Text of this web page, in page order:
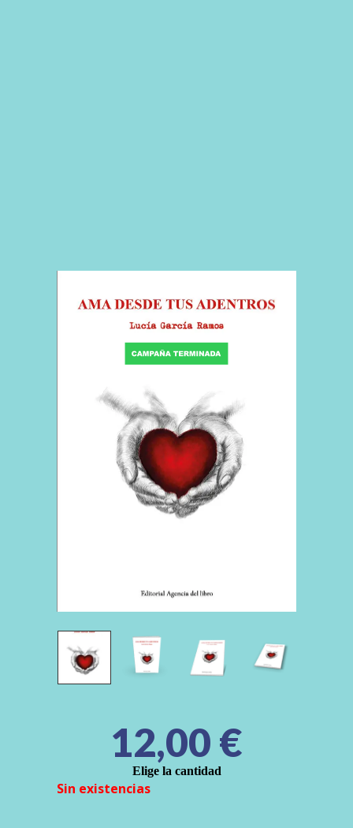
12,00 €
Elige la cantidad
Sin existencias